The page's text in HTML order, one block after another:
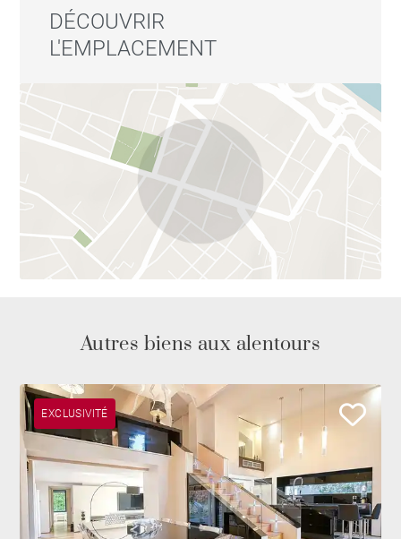
DÉCOUVRIR
L'EMPLACEMENT
Autres biens aux alentours
EXCLUSIVITÉ